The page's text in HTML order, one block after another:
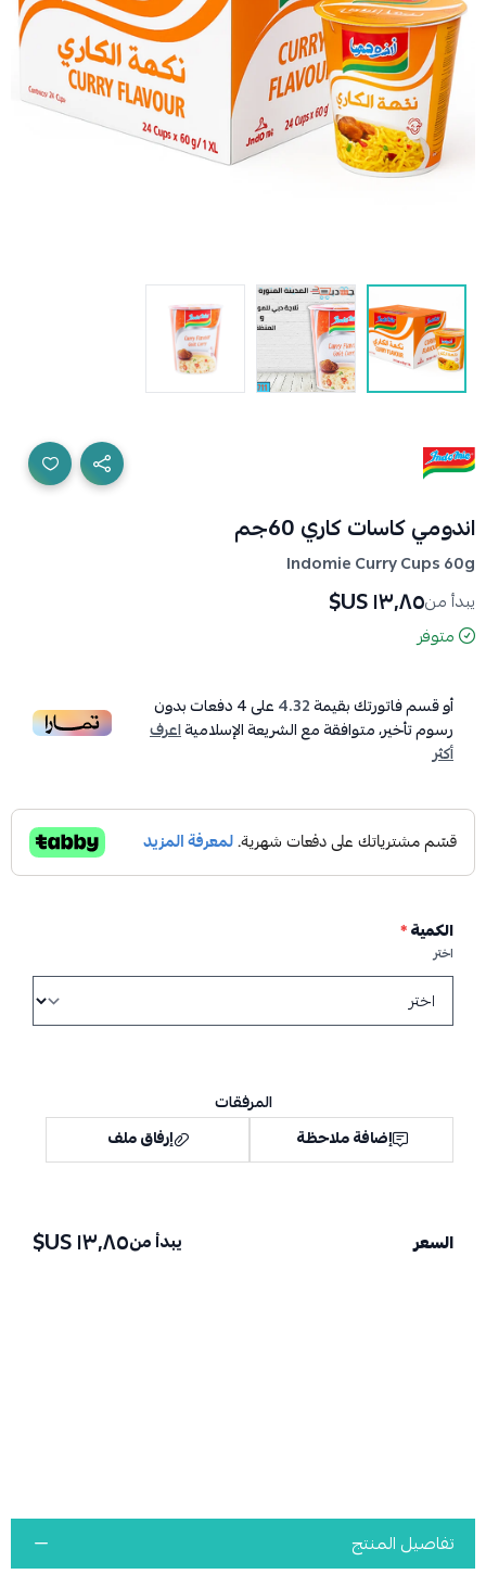
اندومي كاسات كاري 60جم
Indomie Curry Cups 60g
يبدأ من١٣٫٨٥ US$
متوفر
أو قسم فاتورتك بقيمة4.32على4دفعات بدون
رسوم تأخير، متوافقة مع الشريعة الإسلاميةاعرف
أكثر
الكمية*
اختر
المرفقات
إضافة ملاحظة
إرفاق ملف
اسحب و افلت الملف هنا
السعر يبدأ من١٣٫٨٥ US$
تفاصيل المنتج